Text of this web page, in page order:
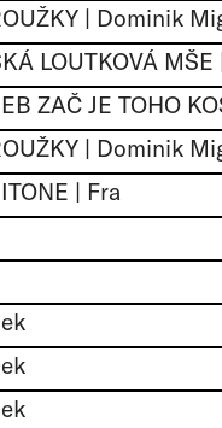
| Fra